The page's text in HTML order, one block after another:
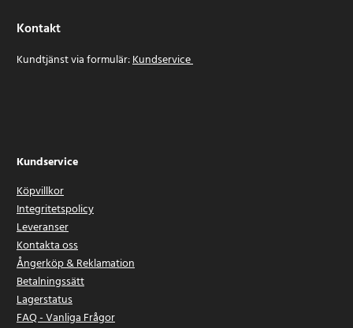
Kontakt
Kundtjänst via formulär:Kundservice
Kundservice
Köpvillkor
Integritetspolicy
Leveranser
Kontakta oss
Ångerköp & Reklamation
Betalningssätt
Lagerstatus
FAQ - Vanliga Frågor